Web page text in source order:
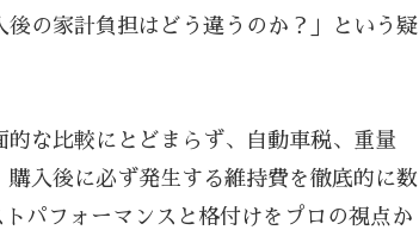
の家計負担はどう違うのか？」という疑
な比較にとどまらず、自動車税、重量
入後に必ず発生する維持費を徹底的に数
パフォーマンスと格付けをプロの視点か